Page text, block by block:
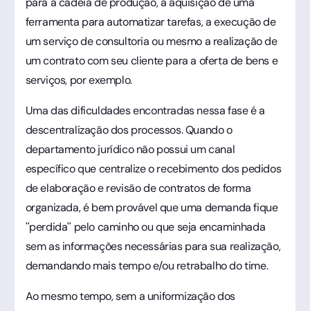
ferramenta para automatizar tarefas, a execução de
um serviço de consultoria ou mesmo a realização de
um contrato com seu cliente para a oferta de bens e
serviços, por exemplo.
Uma das dificuldades encontradas nessa fase é a
descentralização dos processos. Quando o
departamento jurídico não possui um canal
específico que centralize o recebimento dos pedidos
de elaboração e revisão de contratos de forma
organizada, é bem provável que uma demanda fique
"perdida" pelo caminho ou que seja encaminhada
sem as informações necessárias para sua realização,
demandando mais tempo e/ou retrabalho do time.
Ao mesmo tempo, sem a uniformização dos